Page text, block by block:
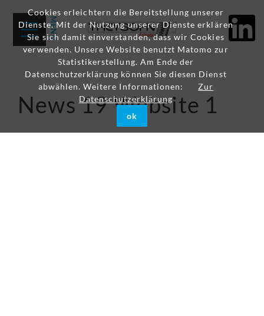
Cookies erleichtern die Bereitstellung unserer
Dienste. Mit der Nutzung unserer Dienste erklären
Sie sich damit einverstanden, dass wir Cookies
verwenden. Unsere Website benutzt Matomo zur
Statistikerstellung. Am Ende der
Datenschutzerklärung können Sie diesen Dienst
abwählen. Weitere Informationen:
Zur
Datenschutzerklärung
ok
News 19 Website 1